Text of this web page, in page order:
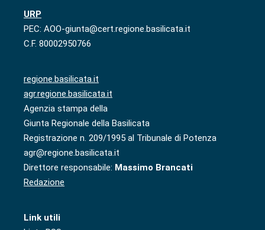
URP
PEC: AOO-giunta@cert.regione.basilicata.it
C.F. 80002950766
regione.basilicata.it
agr.regione.basilicata.it
Agenzia stampa della
Giunta Regionale della Basilicata
Registrazione n. 209/1995 al Tribunale di Potenza
agr@regione.basilicata.it
Direttore responsabile: Massimo Brancati
Redazione
Link utili